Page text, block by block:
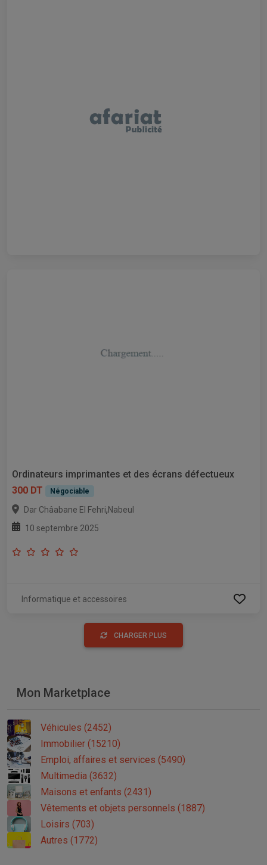
Ordinateurs imprimantes et des écrans défectueux
300 DT
Négociable
Dar Châabane El Fehri,Nabeul
10 septembre 2025
Informatique et accessoires
CHARGER PLUS
Mon Marketplace
Véhicules (2452)
Immobilier (15210)
Emploi, affaires et services (5490)
Multimedia (3632)
Maisons et enfants (2431)
Vêtements et objets personnels (1887)
Loisirs (703)
Autres (1772)